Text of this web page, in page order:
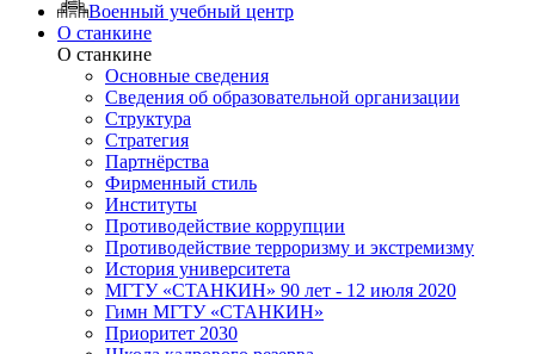
Военный учебный центр
О станкине
О станкине
Основные сведения
Сведения об образовательной организации
Структура
Стратегия
Партнёрства
Фирменный стиль
Институты
Противодействие коррупции
Противодействие терроризму и экстремизму
История университета
МГТУ «СТАНКИН» 90 лет - 12 июля 2020
Гимн МГТУ «СТАНКИН»
Приоритет 2030